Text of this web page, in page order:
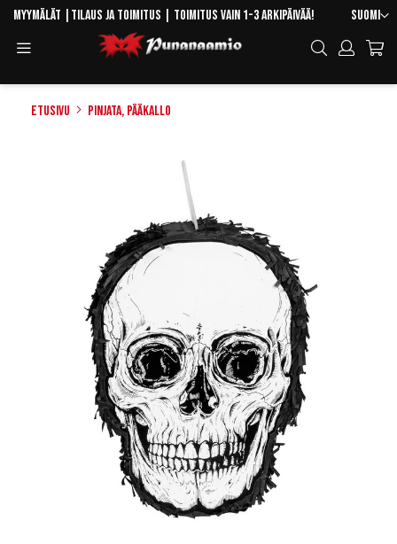
Skip
Content
Kieli
Suomi
Myymälät Tilaus ja toimitus | Toimitus vain 1-3 arkipäivää!
Hae
Etusivu Pinjata, Pääkallo